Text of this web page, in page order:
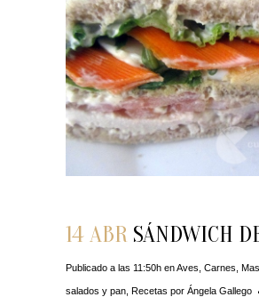
14 ABR SÁNDWICH
Publicado a las 11:50h enAves Carnes
salados y pan Recetas por Ángela Gallego